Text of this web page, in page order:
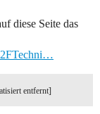
diese Seite das
entfernt]